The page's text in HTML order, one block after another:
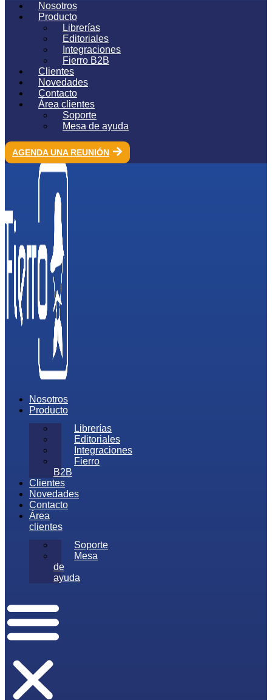
Nosotros
Producto
Librerías
Editoriales
Integraciones
Fierro B2B
Clientes
Novedades
Contacto
Área clientes
Soporte
Mesa de ayuda
AGENDA UNA REUNIÓN
Nosotros
Producto
Librerías
Editoriales
Integraciones
Fierro
B2B
Clientes
Novedades
Contacto
Área
clientes
Soporte
Mesa
de
ayuda